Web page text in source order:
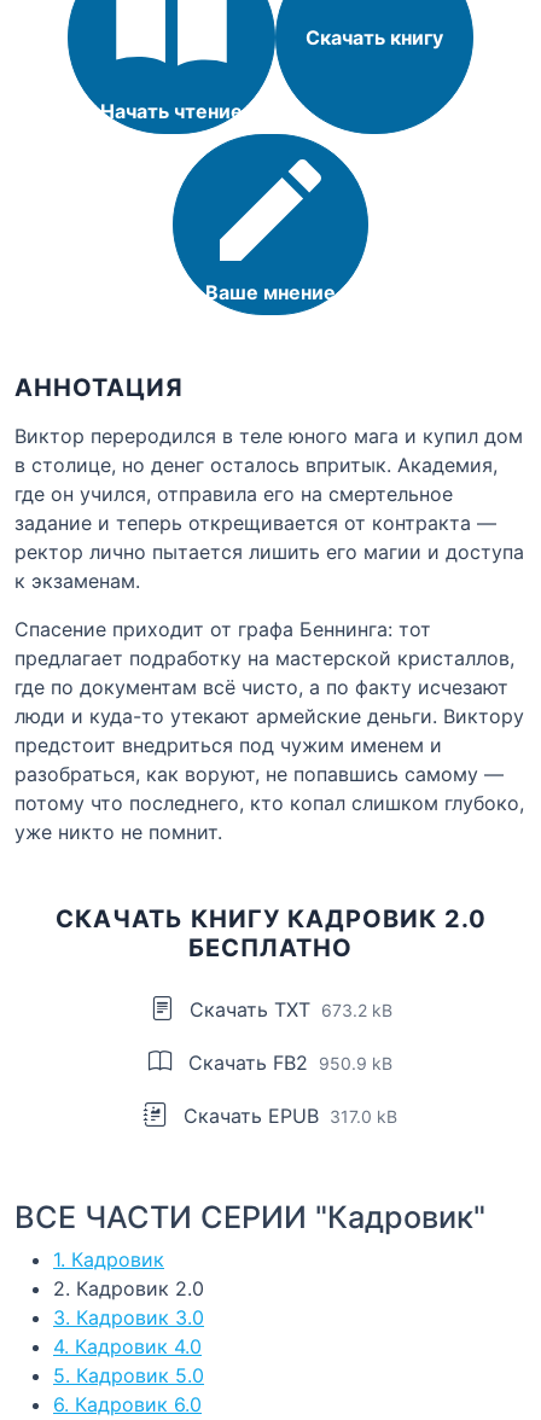
Начать чтение
Скачать книгу
Ваше мнение
АННОТАЦИЯ
Виктор переродился в теле юного мага и купил дом
в столице, но денег осталось впритык. Академия,
где он учился, отправила его на смертельное
задание и теперь открещивается от контракта —
ректор лично пытается лишить его магии и доступа
к экзаменам.
Спасение приходит от графа Беннинга: тот
предлагает подработку на мастерской кристаллов,
где по документам всё чисто, а по факту исчезают
люди и куда-то утекают армейские деньги. Виктору
предстоит внедриться под чужим именем и
разобраться, как воруют, не попавшись самому —
потому что последнего, кто копал слишком глубоко,
уже никто не помнит.
СКАЧАТЬ КНИГУ КАДРОВИК 2.0
БЕСПЛАТНО
Скачать TXT 673.2 kB
Скачать FB2 950.9 kB
Скачать EPUB 317.0 kB
ВСЕ ЧАСТИ СЕРИИ "Кадровик"
1. Кадровик
2. Кадровик 2.0
3. Кадровик 3.0
4. Кадровик 4.0
5. Кадровик 5.0
6. Кадровик 6.0